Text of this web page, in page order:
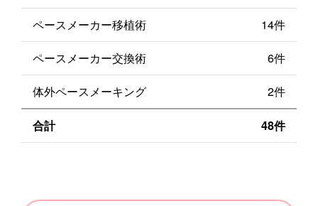
ペースメーカー移植術 14件
ペースメーカー交換術 6件
体外ペースメーキング 2件
合計 48件